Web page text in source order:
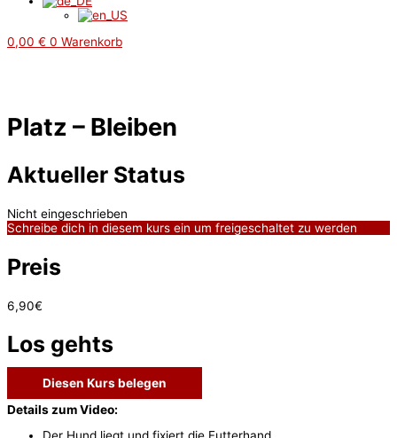
0,00 € 0 Warenkorb
Platz – Bleiben
Aktueller Status
Nicht eingeschrieben
Schreibe dich in diesem kurs ein um freigeschaltet zu werden
Preis
6,90€
Los gehts
Diesen Kurs belegen
Details zum Video: